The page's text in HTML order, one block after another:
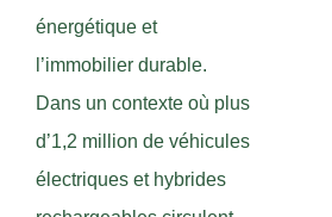
énergétique et
l’immobilier durable.
Dans un contexte où plus
d’1,2 million de véhicules
électriques et hybrides